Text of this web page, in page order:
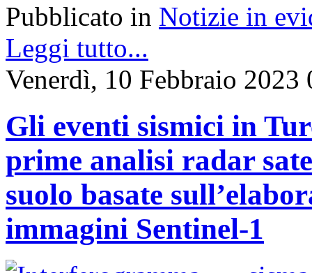
Pubblicato in Notizie in
Leggi tutto...
Venerdì, 10 Febbraio 2023
Gli eventi sismici in
prime analisi radar
suolo basate
immagini Sentinel-1